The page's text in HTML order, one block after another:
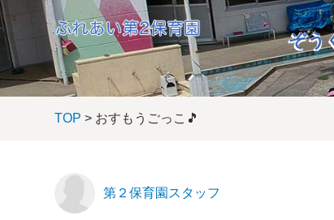
ぞう
TOP > おすもうごっこ🎵
第２保育園スタッフ